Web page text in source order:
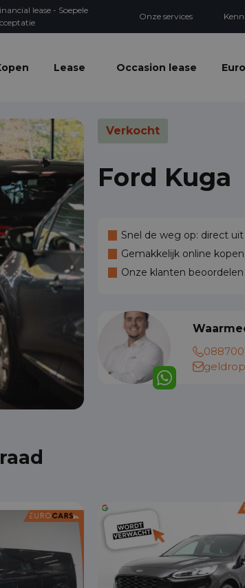
lease - Soepele
Onze services
Lease Occasion lease
Verkocht
Ford Kuga
Snel de weg op: direct
Gemakkelijk online
Onze klanten